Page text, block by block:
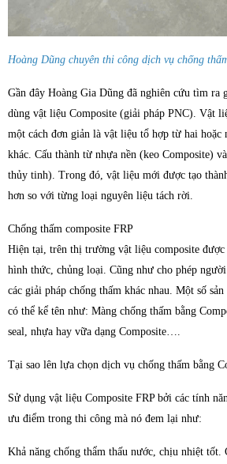
Hoàng Dũng chuyên thi công dịch vụ chống
Gần đây Hoàng Gia Dũng đã nghiên cứu tìm ra
dùng vật liệu Composite (giải pháp PNC). Vật
một cách đơn giản là vật liệu tổ hợp từ hai hoặc
khác. Cấu thành từ nhựa nền (keo Composite)
thủy tinh). Trong đó, vật liệu mới được tạo
hơn so với từng loại nguyên liệu tách rời.
Chống thấm composite FRP
Hiện tại, trên thị trường vật liệu composite được
hình thức, chủng loại. Cũng như cho phép
các giải pháp chống thấm khác nhau. Một số
có thể kể tên như: Màng chống thấm bằng
seal, nhựa hay vữa dạng Composite….
Tại sao lên lựa chọn dịch vụ chống thấm bằng
Sử dụng vật liệu Composite FRP bởi các tính
ưu điểm trong thi công mà nó đem lại như:
Khả năng chống thẩm thấu nước, chịu nhiệt tốt.